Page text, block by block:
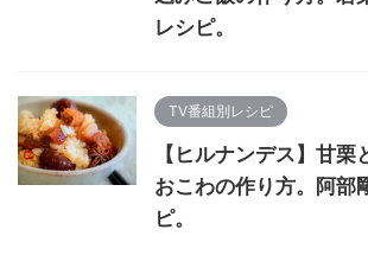
レシピ。
TV番組別レシピ
【ヒルナンデス】甘栗
おこわの作り方。阿部
ピ。